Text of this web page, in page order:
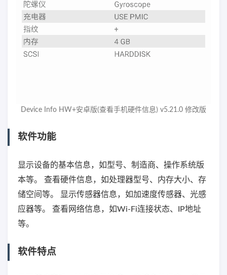
Device Info HW+安卓版(查看手机硬件信息) v5.21.0 修改版
软件功能
显示设备的基本信息，如型号、制造商、操作系统版
本等。 查看硬件信息，如处理器型号、内存大小、存
储空间等。 显示传感器信息，如加速度传感器、光感
应器等。 查看网络信息，如Wi-Fi连接状态、IP地址
等。
软件特点